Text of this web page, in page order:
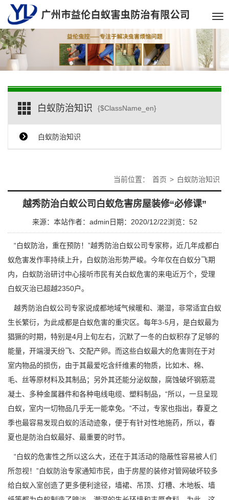
白蚁防治知识 {$ClassName_en}
白蚁防治知识
当前位置： 首页 > 白蚁防治知识
越秀防治白蚁公司白蚁危害房屋装修“必修课”
来源：本站作者：admin 日期：2020/12/22浏览： 52
“白蚁防治，重在预防！”越秀防治白蚁公司专家称，近几年成都白
蚁危害发作率持续上升，白蚁防治形势严峻。今年仅在白蚁分飞期
内，白蚁防治研讨中心接听市民有关白蚁危害的来电近万个，受理
白蚁灭治已超越2350户。
越秀防治白蚁公司专家说成都地域气候暖和、潮湿，非常适宜白蚁
生长繁衍，为此成都是白蚁危害的重灾区。每年3-5月，是白蚁最为
猖獗的时期，特别是4月上旬左右，沉默了一冬的白蚁积存了足够的
能量，开端漫天纷飞、交配产卵。而这些白蚁最大的危害则在于对
室内物品的损伤，由于其最爱吃含纤维素的物质，比如木、棉、
毛、丝等原材料及其制品；另外其还能分泌蚁酸，腐蚀破坏钢筋混
凝土、多种金属器件和各种电线电缆、塑料制品，“所以，一旦呈现
白蚁，室内一切物品几乎无一能幸免。”不过，专家也指出，春夏之
季也最容易发现白蚁的活动迹象，便于有针对性地施药，所以，春
夏也是防治白蚁最好、最重要的时节。
“白蚁的危害性之所以这么大，还在于其活动的隐蔽性容易被人们
所忽视！”白蚁防治专家通知市民，由于房屋的装修对管网破坏较多
给白蚁入室创造了更多便利途径，墙裙、吊顶、灯槽、木地板、墙